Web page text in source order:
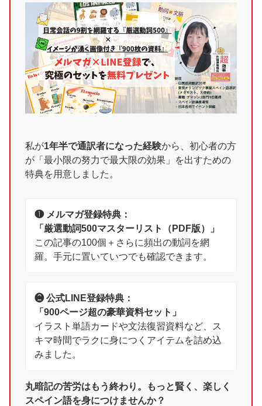
私が1年半で通訳者になった経験から、初心者の方
が「最小限の努力で最大限の効果」を出すための
特典を用意しました。
❶ メルマガ登録特典：
「厳選動詞500マスターリスト（PDF版）」
この記事の100個＋さらに頻出の動詞を網
羅。手元に置いていつでも確認できます。
❷ 公式LINE登録特典：
「900ページ超の豪華資料セット」
イラスト単語カードや文法復習資料など、ス
キマ時間でラクに身につくアイテムを詰め込
みました。
丸暗記の苦労はもう終わり。もっと賢く、楽しく
スペイン語を身につけませんか？